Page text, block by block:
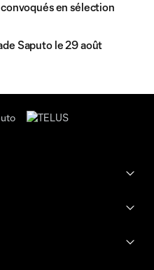
en sélection
Saputo le 29 août